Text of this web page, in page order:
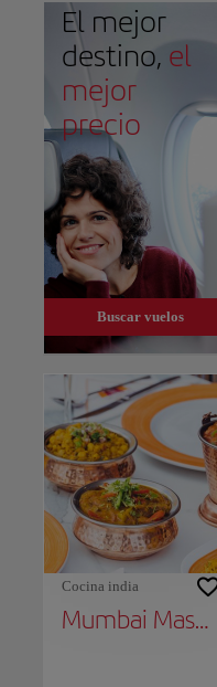
El mejor
destino, el
mejor
precio
Buscar vuelos
Cocina india
Mumbai Masala